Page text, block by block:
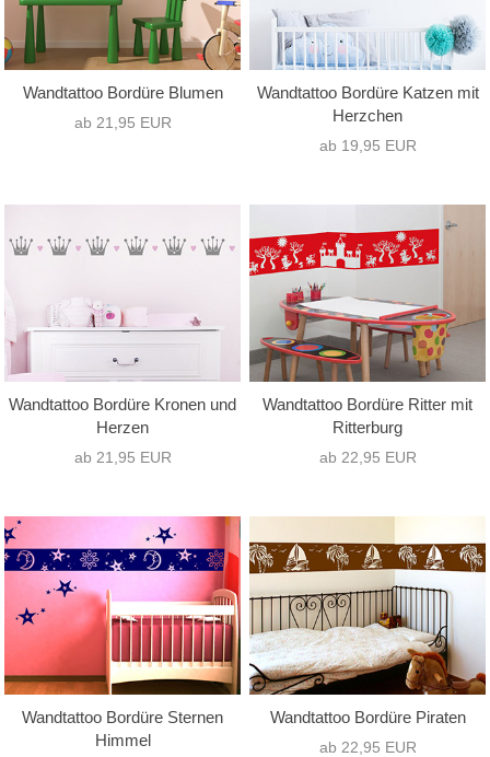
Wandtattoo Bordüre Blumen
ab 21,95 EUR
Wandtattoo Bordüre Katzen mit
Herzchen
ab 19,95 EUR
Wandtattoo Bordüre Kronen und
Herzen
ab 21,95 EUR
Wandtattoo Bordüre Ritter mit
Ritterburg
ab 22,95 EUR
Wandtattoo Bordüre Sternen
Himmel
Wandtattoo Bordüre Piraten
ab 22,95 EUR